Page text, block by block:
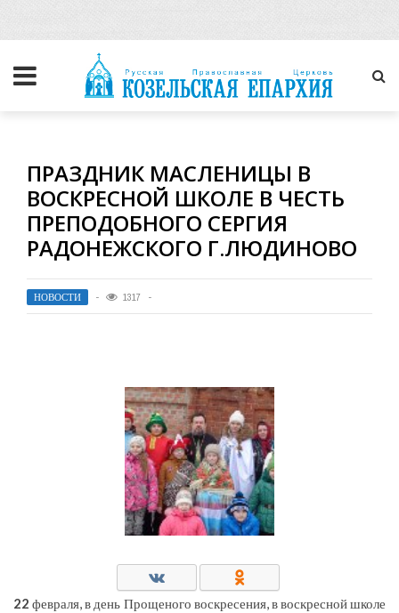
ПРАЗДНИК МАСЛЕНИЦЫ В
ВОСКРЕСНОЙ ШКОЛЕ В ЧЕСТЬ
ПРЕПОДОБНОГО СЕРГИЯ
РАДОНЕЖСКОГО Г.ЛЮДИНОВО
НОВОСТИ 1317
22 февраля, в день Прощеного воскресения, в воскресной школе